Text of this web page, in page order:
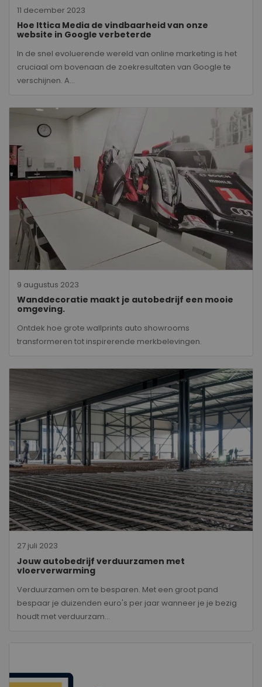
11 december 2023
Hoe Ittica Media de vindbaarheid van onze
website in Google verbeterde
In de snel evoluerende wereld van online marketing is het
cruciaal om bovenaan de zoekresultaten van Google te
verschijnen. A...
9 augustus 2023
Wanddecoratie maakt je autobedrijf een mooie
omgeving.
Ontdek hoe grote wallprints auto showrooms
transformeren tot inspirerende merkbelevingen.
27 juli 2023
Jouw autobedrijf verduurzamen met
vloerverwarming
Verduurzamen om te besparen. Met een groot pand
bespaar je duizenden euro's per jaar wanneer je je bezig
houdt met verduurzam...